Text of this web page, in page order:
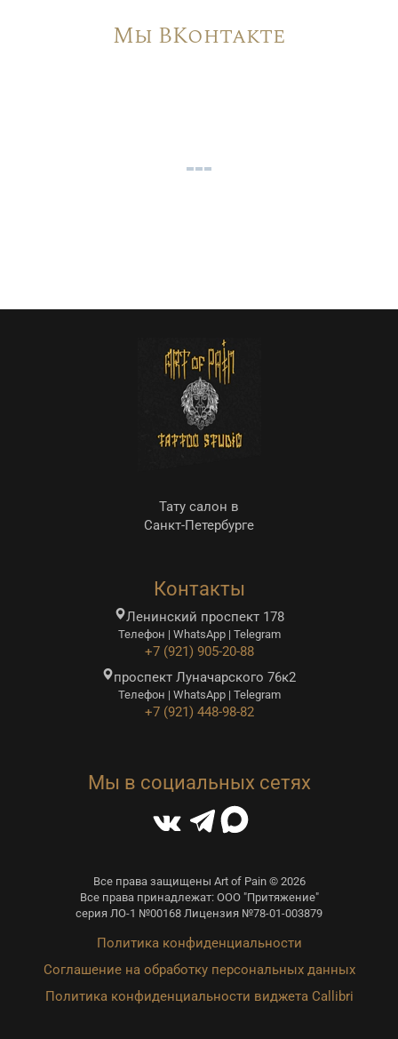
Мы ВКонтакте
Тату салон в
Санкт-Петербурге
Контакты
Ленинский проспект 178
Телефон | WhatsApp | Telegram
+7 (921) 905-20-88
проспект Луначарского 76к2
Телефон | WhatsApp | Telegram
+7 (921) 448-98-82
Мы в социальных сетях
Все права защищены Art of Pain © 2026
Все права принадлежат: ООО "Притяжение"
серия ЛО-1 №00168 Лицензия №78-01-003879
Политика конфиденциальности
Соглашение на обработку персональных данных
Политика конфиденциальности виджета Callibri